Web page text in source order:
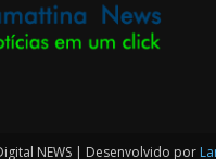
NEWS | Desenvolvido por